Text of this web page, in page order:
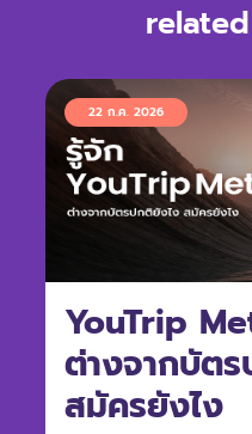
YouTrip
ต่างจากบัต
สมัครยังไง
22 ก.ค. 2026